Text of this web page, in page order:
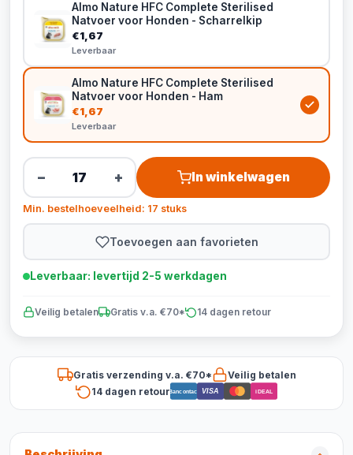
Almo Nature HFC Complete Sterilised
Natvoer voor Honden - Scharrelkip
€1,67
Leverbaar
Almo Nature HFC Complete Sterilised
Natvoer voor Honden - Ham
€1,67
Leverbaar
− + In winkelwagen
Min. bestelhoeveelheid: 17 stuks
Toevoegen aan favorieten
Leverbaar: levertijd 2-5 werkdagen
Veilig betalen Gratis v.a. €70* 14 dagen retour
Gratis verzending v.a. €70*
Veilig betalen
14 dagen retourBancontact VISA iDEAL